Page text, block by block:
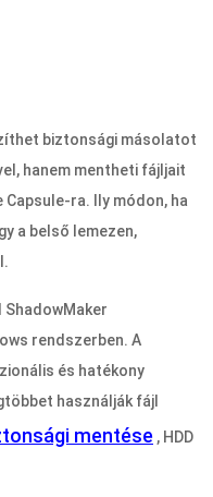
biztonsági másolatot
hanem mentheti fájljait
Capsule-ra. Ily módon, ha
a belső lemezen,
ShadowMaker
rendszerben. A
és hatékony
használják fájl
mentése , HDD